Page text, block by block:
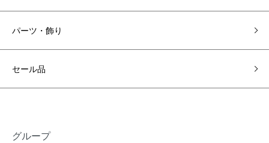
パーツ・飾り
セール品
グループ